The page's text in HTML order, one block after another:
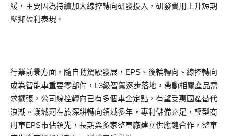
緩，主要因為持續加大線控轉向研發投入，研發費用上升短期
壓抑盈利表現。
行業前景方面，隨自動駕駛發展，EPS、後輪轉向、線控轉向
成為智能車重要零部件，L3級智駕逐步落地，帶動相關產品需
求擴張，公司線控轉向已有多個車企定點，有望受惠國產替代
浪潮。護城河在於深耕轉向領域多年，專利儲備充足，輕型商
用車EPS市佔領先，長期與多家整車廠建立供應鏈合作，整車